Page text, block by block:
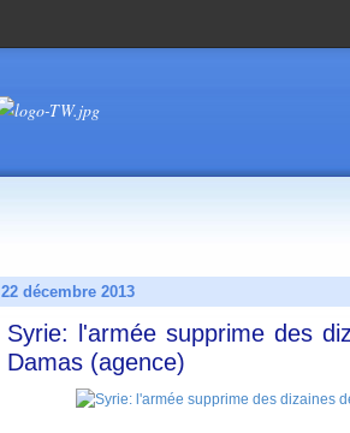
22 décembre 2013
Syrie: l'armée supprime des
Damas (agence)